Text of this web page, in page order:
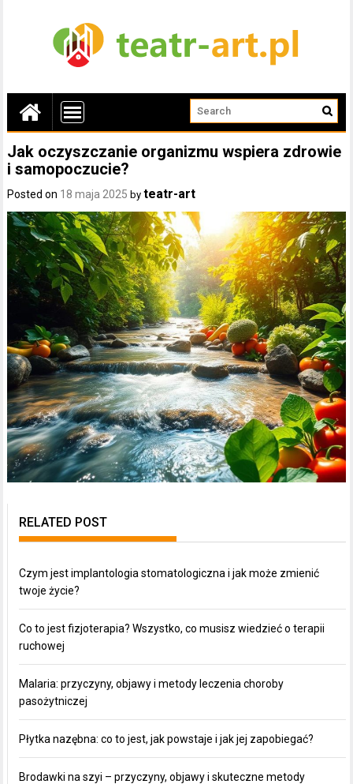
Jak oczyszczanie organizmu wspiera zdrowie
i samopoczucie?
Posted on 18 maja 2025 byteatr-art
RELATED POST
Czym jest implantologia stomatologiczna i jak może zmienić
twoje życie?
Co to jest fizjoterapia? Wszystko, co musisz wiedzieć o terapii
ruchowej
Malaria: przyczyny, objawy i metody leczenia choroby
pasożytniczej
Płytka nazębna: co to jest, jak powstaje i jak jej zapobiegać?
Brodawki na szyi – przyczyny, objawy i skuteczne metody